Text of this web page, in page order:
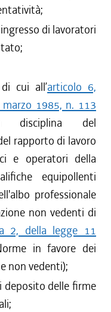
di lavoratori
cui all’articolo 6,
1985, n. 113
disciplina del
rapporto di lavoro
e operatori della
equipollenti
professionale
non vedenti di
2, della legge 11
in favore dei
non vedenti);
delle firme